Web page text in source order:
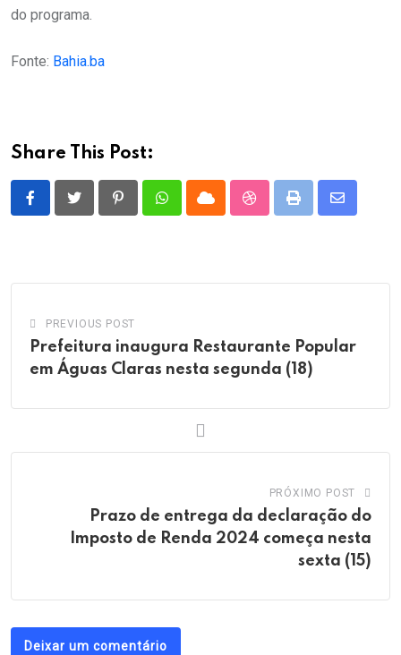
do programa.
Fonte: Bahia.ba
Share This Post:
PinterestWhatsappCloud StumbleUpon
Print
Share
PREVIOUS POST
Prefeitura inaugura Restaurante Popular
em Águas Claras nesta segunda (18)
PRÓXIMO POST
Prazo de entrega da declaração do
Imposto de Renda 2024 começa nesta
sexta (15)
Deixar um comentário